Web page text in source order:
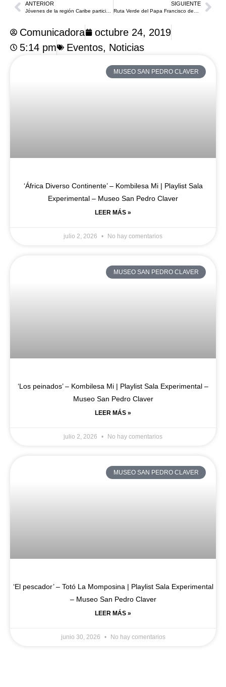
ANTERIOR SIGUIENTE
Comunicadora
octubre 24, 2019
5:14 pm
Eventos, Noticias
MUSEO SAN PEDRO CLAVER
‘África Diverso Continente’ – Kombilesa Mi | Playlist Sala
Experimental – Museo San Pedro Claver
LEER MÁS »
julio 2, 2026 No hay comentarios
MUSEO SAN PEDRO CLAVER
‘Los peinados’ – Kombilesa Mi | Playlist Sala Experimental –
Museo San Pedro Claver
LEER MÁS »
julio 2, 2026 No hay comentarios
MUSEO SAN PEDRO CLAVER
‘El pescador’ – Totó La Momposina | Playlist Sala Experimental
– Museo San Pedro Claver
LEER MÁS »
junio 30, 2026 No hay comentarios